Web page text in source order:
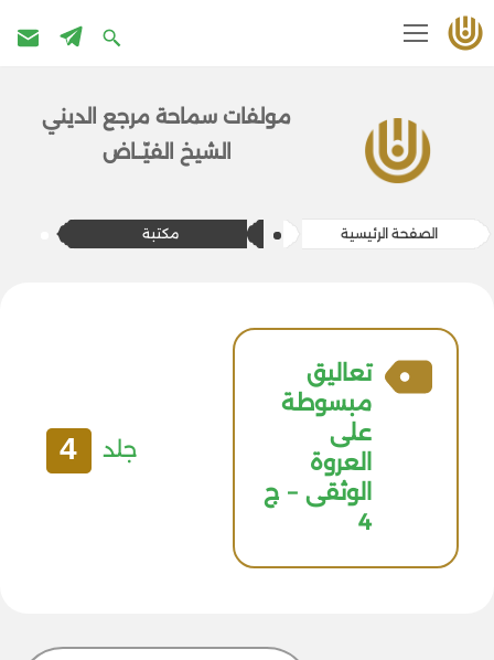
مولفات سماحة مرج​ع الديني
الشيخ الفيّــاض
الصفحة الرئيسية مكتبة
تعاليق
مبسوطة
علی
العروة
الوثقی – ج
4
جلد 4